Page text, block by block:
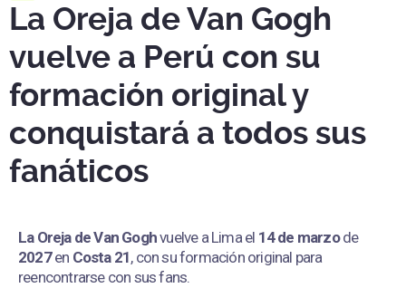
La Oreja de Van Gogh
vuelve a Perú con su
formación original y
conquistará a todos sus
fanáticos
La Oreja de Van Goghvuelve a Lima el 14 de marzode
2027en Costa 21, con su formación original para
reencontrarse con sus fans.